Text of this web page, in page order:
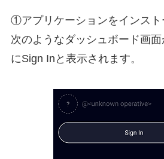
①アプリケーションをインスト
次のようなダッシュボード画
にSign Inと表示されます。